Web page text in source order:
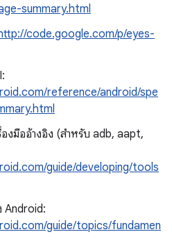
summary.html
code.google.com/p/eyes-
reference/android/spe
องมืออ้างอิง (สําหรับ adb, aapt,
guide/developing/tools
Android:
guide/topics/fundamen